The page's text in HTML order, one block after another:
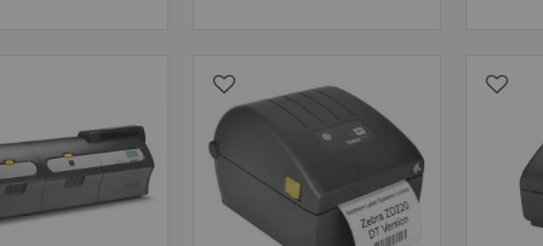
UPS
Reguladores
Baterías